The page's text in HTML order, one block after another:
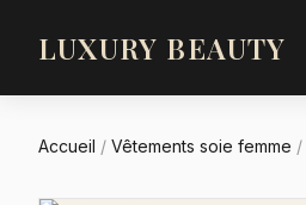
LUXURY BEAUTY
Accueil / Vêtements soie femme /